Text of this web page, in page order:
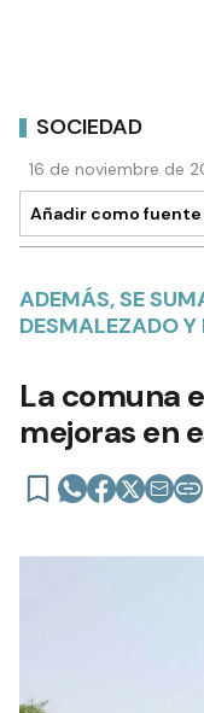
SOCIEDAD
16 de noviembre de
Añadir como fuente
ADEMÁS, SE
DESMALEZADO Y
La comuna
mejoras en